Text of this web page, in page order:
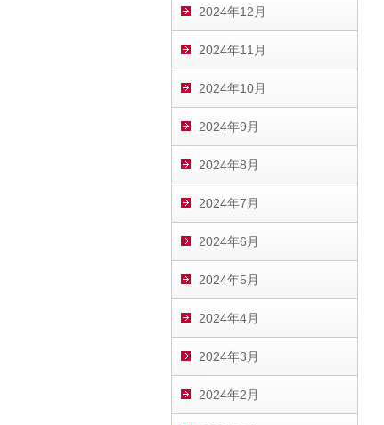
2024年12月
2024年11月
2024年10月
2024年9月
2024年8月
2024年7月
2024年6月
2024年5月
2024年4月
2024年3月
2024年2月